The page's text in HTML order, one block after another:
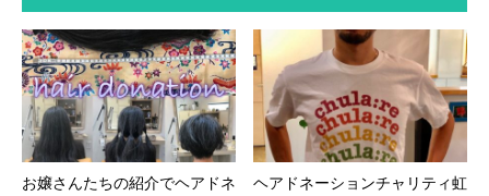
お嬢さんたちの紹介でヘアドネ
ヘアドネーションチャリティ虹